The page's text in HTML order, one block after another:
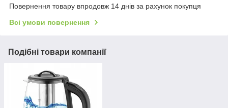
Повернення товару впродовж 14 днів за рахунок покупця
Всі умови повернення
Подібні товари компанії